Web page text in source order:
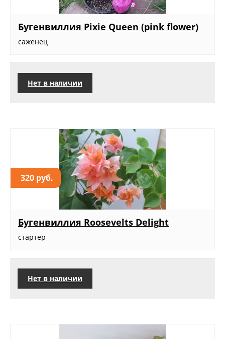
Бугенвиллия Pixie Queen (pink flower)
саженец
Нет в наличии
320 руб.
Бугенвиллия Roosevelts Delight
стартер
Нет в наличии